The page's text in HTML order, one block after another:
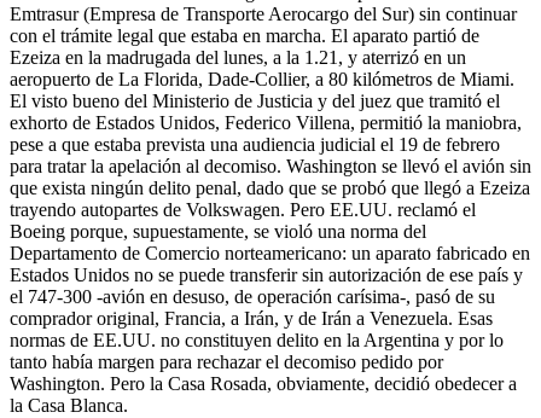
Emtrasur (Empresa de Transporte Aerocargo del Sur) sin continuar
con el trámite legal que estaba en marcha. El aparato partió de
Ezeiza en la madrugada del lunes, a la 1.21, y aterrizó en un
aeropuerto de La Florida, Dade-Collier, a 80 kilómetros de Miami.
El visto bueno del Ministerio de Justicia y del juez que tramitó el
exhorto de Estados Unidos, Federico Villena, permitió la maniobra,
pese a que estaba prevista una audiencia judicial el 19 de febrero
para tratar la apelación al decomiso. Washington se llevó el avión sin
que exista ningún delito penal, dado que se probó que llegó a Ezeiza
trayendo autopartes de Volkswagen. Pero EE.UU. reclamó el
Boeing porque, supuestamente, se violó una norma del
Departamento de Comercio norteamericano: un aparato fabricado en
Estados Unidos no se puede transferir sin autorización de ese país y
el 747-300 -avión en desuso, de operación carísima-, pasó de su
comprador original, Francia, a Irán, y de Irán a Venezuela. Esas
normas de EE.UU. no constituyen delito en la Argentina y por lo
tanto había margen para rechazar el decomiso pedido por
Washington. Pero la Casa Rosada, obviamente, decidió obedecer a
la Casa Blanca.